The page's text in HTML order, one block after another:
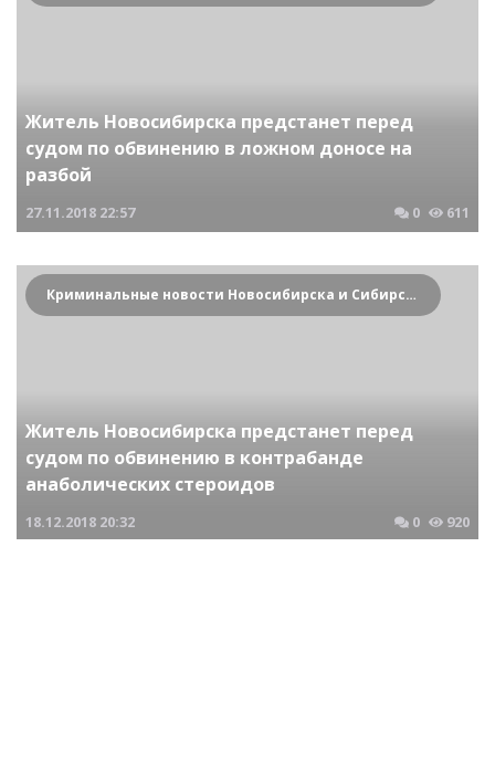
Житель Новосибирска предстанет перед
судом по обвинению в ложном доносе на
разбой
27.11.2018 22:57 0 611
Криминальные новости Новосибирска и Сибирского региона
Житель Новосибирска предстанет перед
судом по обвинению в контрабанде
анаболических стероидов
18.12.2018 20:32 0 920